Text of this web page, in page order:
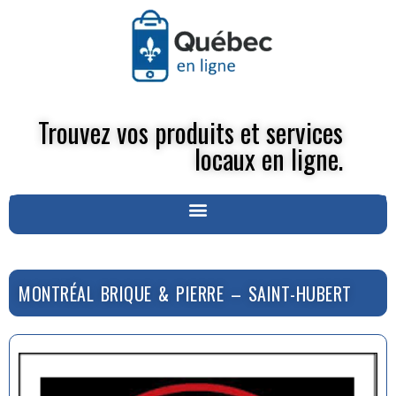
Trouvez vos produits et services
locaux en ligne.
MONTRÉAL BRIQUE & PIERRE – SAINT-HUBERT